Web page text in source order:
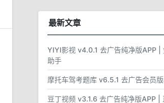
最新文章
YIYI影视 v4.0.1 去广告纯净版APP |
助手
摩托车驾考题库 v6.5.1 去广告会员
豆丁视频 v3.1.6 去广告纯净版APP |